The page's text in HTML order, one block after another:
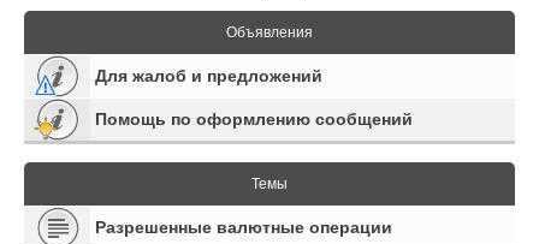
Объявления
Для жалоб и предложений
Помощь по оформлению сообщений
Темы
Разрешенные валютные операции